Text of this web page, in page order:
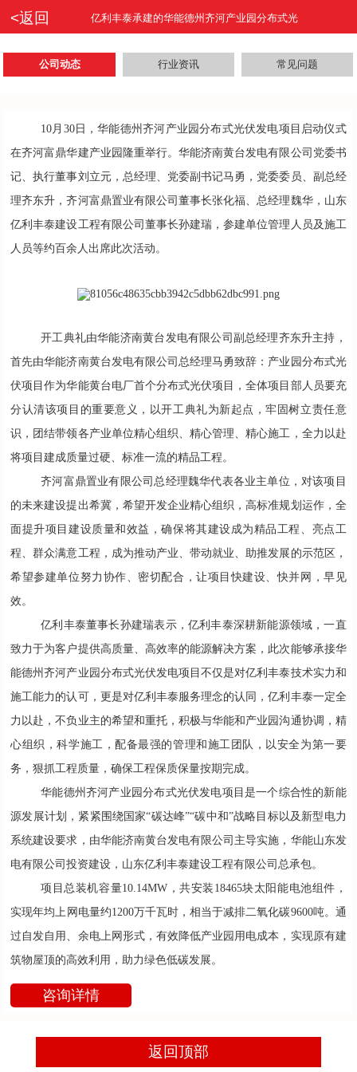
<返回 亿利丰泰承建的华能德州齐河产业园分布式光
公司动态 行业资讯 常见问题
10月30日，华能德州齐河产业园分布式光伏发电项目启动仪式
在齐河富鼎华建产业园隆重举行。华能济南黄台发电有限公司党委书
记、执行董事刘立元，总经理、党委副书记马勇，党委委员、副总经
理齐东升，齐河富鼎置业有限公司董事长张化福、总经理魏华，山东
亿利丰泰建设工程有限公司董事长孙建瑞，参建单位管理人员及施工
人员等约百余人出席此次活动。
开工典礼由华能济南黄台发电有限公司副总经理齐东升主持，
首先由华能济南黄台发电有限公司总经理马勇致辞：产业园分布式光
伏项目作为华能黄台电厂首个分布式光伏项目，全体项目部人员要充
分认清该项目的重要意义，以开工典礼为新起点，牢固树立责任意
识，团结带领各产业单位精心组织、精心管理、精心施工，全力以赴
将项目建成质量过硬、标准一流的精品工程。
齐河富鼎置业有限公司总经理魏华代表各业主单位，对该项目
的未来建设提出希冀，希望开发企业精心组织，高标准规划运作，全
面提升项目建设质量和效益，确保将其建设成为精品工程、亮点工
程、群众满意工程，成为推动产业、带动就业、助推发展的示范区，
希望参建单位努力协作、密切配合，让项目快建设、快并网，早见
效。
亿利丰泰董事长孙建瑞表示，亿利丰泰深耕新能源领域，一直
致力于为客户提供高质量、高效率的能源解决方案，此次能够承接华
能德州齐河产业园分布式光伏发电项目不仅是对亿利丰泰技术实力和
施工能力的认可，更是对亿利丰泰服务理念的认同，亿利丰泰一定全
力以赴，不负业主的希望和重托，积极与华能和产业园沟通协调，精
心组织，科学施工，配备最强的管理和施工团队，以安全为第一要
务，狠抓工程质量，确保工程保质保量按期完成。
华能德州齐河产业园分布式光伏发电项目是一个综合性的新能
源发展计划，紧紧围绕国家“碳达峰”“碳中和”战略目标以及新型电力
系统建设要求，由华能济南黄台发电有限公司主导实施，华能山东发
电有限公司投资建设，山东亿利丰泰建设工程有限公司总承包。
项目总装机容量10.14MW，共安装18465块太阳能电池组件，
实现年均上网电量约1200万千瓦时，相当于减排二氧化碳9600吨。通
过自发自用、余电上网形式，有效降低产业园用电成本，实现原有建
筑物屋顶的高效利用，助力绿色低碳发展。
咨询详情
返回顶部